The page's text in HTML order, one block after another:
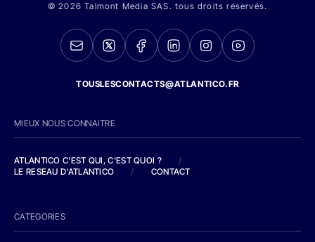
© 2026 Talmont Media SAS. tous droits réservés.
TOUSLESCONTACTS@ATLANTICO.FR
MIEUX NOUS CONNAITRE
ATLANTICO C'EST QUI, C'EST QUOI ?
/
LE RESEAU D'ATLANTICO
/ CONTACT
CATEGORIES